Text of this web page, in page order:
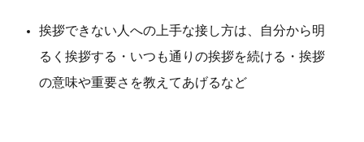
挨拶できない人への上手な接し方は、自分から明
るく挨拶する・いつも通りの挨拶を続ける・挨拶
の意味や重要さを教えてあげるなど